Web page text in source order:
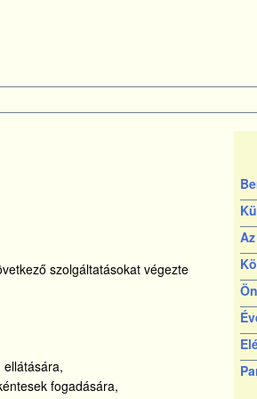
szolgáltatásokat végezte
fogadására,